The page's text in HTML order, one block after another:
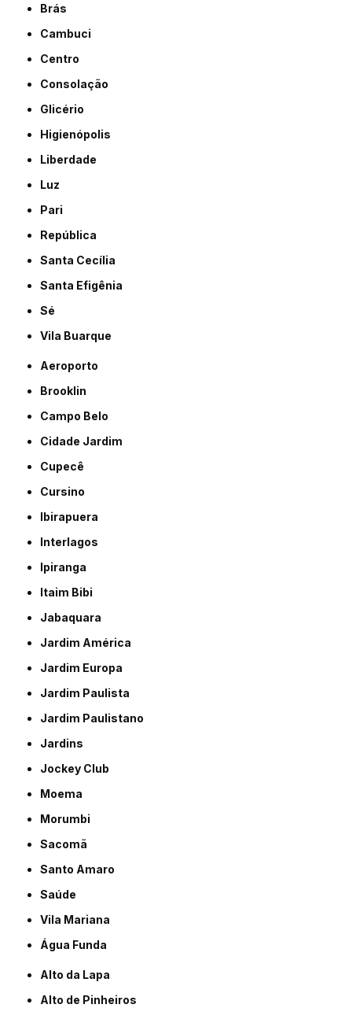
Brás
Cambuci
Centro
Consolação
Glicério
Higienópolis
Liberdade
Luz
Pari
República
Santa Cecília
Santa Efigênia
Sé
Vila Buarque
Aeroporto
Brooklin
Campo Belo
Cidade Jardim
Cupecê
Cursino
Ibirapuera
Interlagos
Ipiranga
Itaim Bibi
Jabaquara
Jardim América
Jardim Europa
Jardim Paulista
Jardim Paulistano
Jardins
Jockey Club
Moema
Morumbi
Sacomã
Santo Amaro
Saúde
Vila Mariana
Água Funda
Alto da Lapa
Alto de Pinheiros